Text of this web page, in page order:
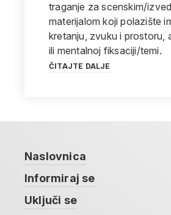
traganje za scenskim/
materijalom koji polazište
kretanju, zvuku i prostoru,
ili mentalnoj fiksaciji/temi.
ČITAJTE DALJE
Naslovnica
Informiraj se
Uključi se